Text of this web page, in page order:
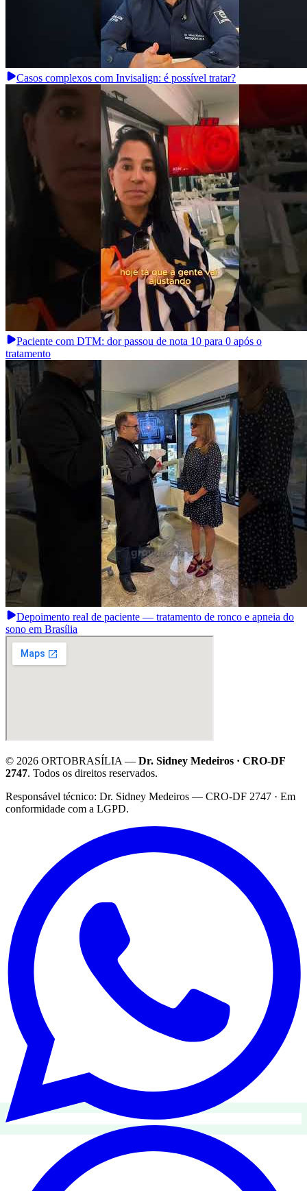
Casos complexos com Invisalign: é possível tratar?
Paciente com DTM: dor passou de nota 10 para 0 após o
tratamento
Depoimento real de paciente — tratamento de ronco e apneia do
sono em Brasília
© 2026 ORTOBRASÍLIA — Dr. Sidney Medeiros · CRO-DF
2747. Todos os direitos reservados.
Responsável técnico: Dr. Sidney Medeiros — CRO-DF 2747 · Em
conformidade com a LGPD.